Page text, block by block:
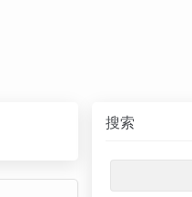
搜索